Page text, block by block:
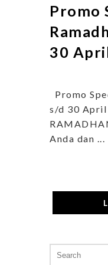
Promo
30
Promo
s/d 30 April
Anda dan ...
for: